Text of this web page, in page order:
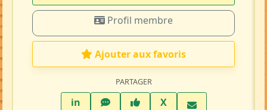
Profil membre
Ajouter aux favoris
PARTAGER
inLinkedInWhatsAppFacebook
XTwitter X